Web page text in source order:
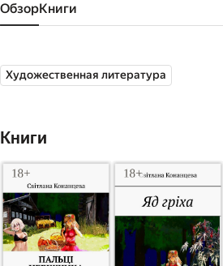
Обзор книги
Художественная литература
Книги